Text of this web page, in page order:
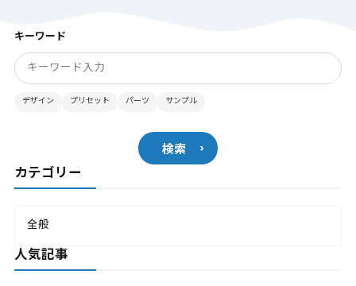
キーワード
デザイン プリセット パーツ サンプル
検索
カテゴリー
全般
人気記事